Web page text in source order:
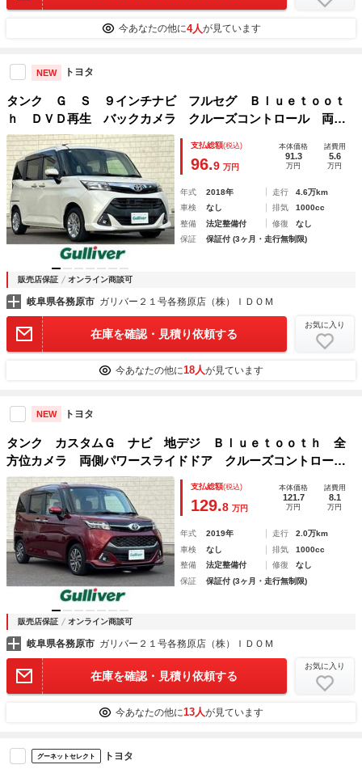
今あなたの他に4人が見ています
NEW トヨタ
タンク Ｇ Ｓ ９インチナビ フルセグ Ｂｌｕｅｔｏｏｔ
ｈ ＤＶＤ再生 バックカメラ クルーズコントロール 両側
パワースライドドア シートヒーター 純正フロアマット オ
ートライト 電動格納ミラー アイドリングストップ
支払総額(税込)
96.9 万円
本体価格
91.3
万円
諸費用
5.6
万円
年式 2018年 走行
4.6万km
車検
なし 排気
1000cc
整備
法定整備付 修復
なし
保証
保証付 (3ヶ月・走行無制限)
販売店保証 オンライン商談可
岐阜県各務原市 ガリバー２１号各務原店（株）ＩＤＯＭ
在庫を確認・見積り依頼する
お気に入り
今あなたの他に18人が見ています
NEW トヨタ
タンク カスタムＧ ナビ 地デジ Ｂｌｕｅｔｏｏｔｈ 全
方位カメラ 両側パワースライドドア クルーズコントロー
ル 前後ドライブレコーダー ＬＥＤヘッドライト オートハ
イビーム ビルトインＥＴＣ パーキングセンサー
支払総額(税込)
129.8 万円
本体価格
121.7
万円
諸費用
8.1
万円
年式 2019年 走行
2.0万km
車検
なし 排気
1000cc
整備
法定整備付 修復
なし
保証
保証付 (3ヶ月・走行無制限)
販売店保証 オンライン商談可
岐阜県各務原市 ガリバー２１号各務原店（株）ＩＤＯＭ
在庫を確認・見積り依頼する
お気に入り
今あなたの他に13人が見ています
グーネットセレクト トヨタ